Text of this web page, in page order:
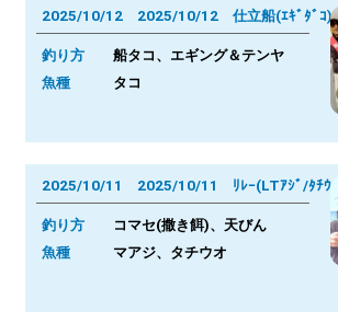
2025/10/12 2025/10/12 仕立船(ｴｷﾞﾀﾞｺ)
釣り方 船タコ、エギング＆テンヤ
魚種 タコ
2025/10/11 2025/10/11 ﾘﾚｰ(LTｱｼﾞ/ﾀﾁｳｵ)
釣り方
コマセ(撒き餌)、天びん
魚種 マアジ、タチウオ